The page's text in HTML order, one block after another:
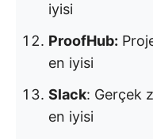
iyisi
ProofHub:
en iyisi
Slack: Gerçek
en iyisi